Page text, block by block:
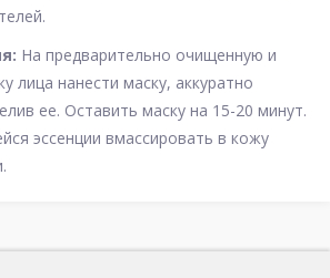
На предварительно очищенную и
лица нанести маску, аккуратно
ее. Оставить маску на 15-20 минут.
эссенции вмассировать в кожу